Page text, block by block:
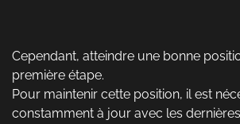
Cependant, atteindre une bonne
première étape.
Pour maintenir cette position, il est
constamment à jour avec les